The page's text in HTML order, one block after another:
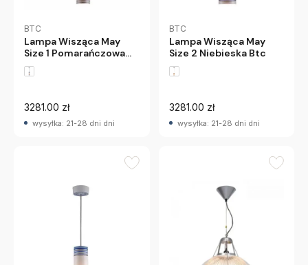
BTC
Lampa Wisząca May
Size 1 Pomarańczowa
Btc
3281.00 zł
wysyłka: 21-28 dni dni
BTC
Lampa Wisząca May
Size 2 Niebieska Btc
3281.00 zł
wysyłka: 21-28 dni dni